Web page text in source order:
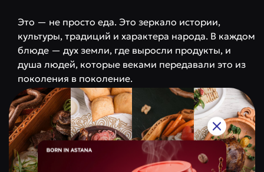
Это — не просто еда. Это зеркало истории,
культуры, традиций и характера народа. В каждом
блюде — дух земли, где выросли продукты, и
душа людей, которые веками передавали это из
поколения в поколение.